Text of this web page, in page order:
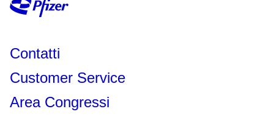
Contatti
Customer Service
Area Congressi